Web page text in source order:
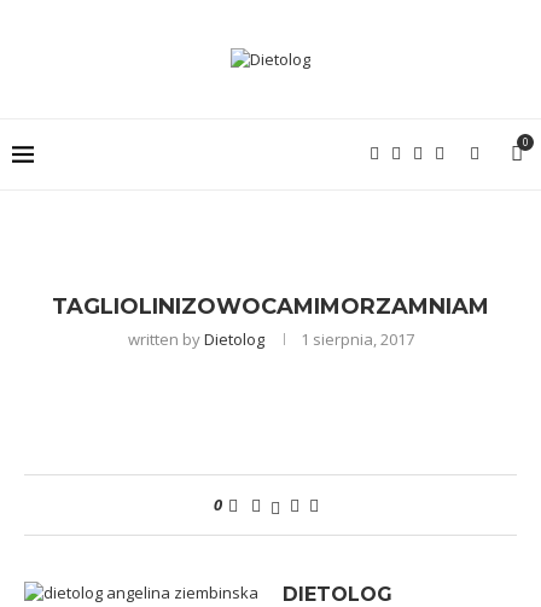
0
TAGLIOLINIZOWOCAMIMORZAMNIAM
written byDietolog 1 sierpnia, 2017
0
DIETOLOG